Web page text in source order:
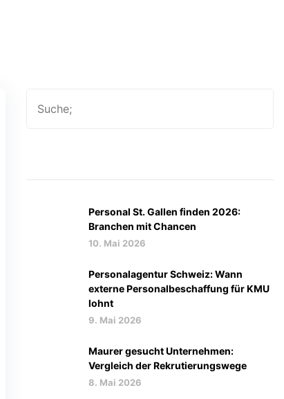
Personal St. Gallen finden 2026:
Branchen mit Chancen
10. Mai 2026
Personalagentur Schweiz: Wann
externe Personalbeschaffung für KMU
lohnt
9. Mai 2026
Maurer gesucht Unternehmen:
Vergleich der Rekrutierungswege
8. Mai 2026